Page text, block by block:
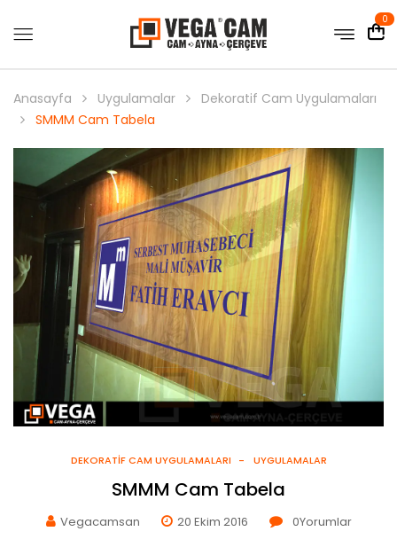
0
Anasayfa Uygulamalar
Dekoratif Cam Uygulamaları
SMMM Cam Tabela
DEKORATIF CAM UYGULAMALARI UYGULAMALAR
SMMM Cam Tabela
Vegacamsan 20 Ekim 2016 0Yorumlar